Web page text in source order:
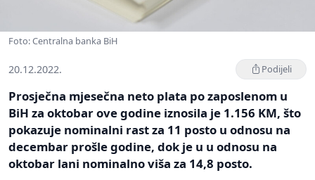
Foto: Centralna banka BiH
20.12.2022. Podijeli
Prosječna mjesečna neto plata po zaposlenom u
BiH za oktobar ove godine iznosila je 1.156 KM, što
pokazuje nominalni rast za 11 posto u odnosu na
decembar prošle godine, dok je u u odnosu na
oktobar lani nominalno viša za 14,8 posto.